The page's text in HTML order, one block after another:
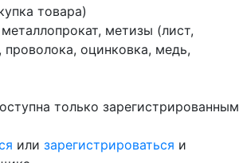
товара)
метизы (лист,
оцинковка, медь,
только зарегистрированным
или зарегистрироваться и